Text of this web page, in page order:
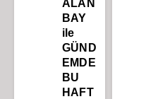
ALAN
BAY
ile
GÜND
EMDE
BU
HAFT